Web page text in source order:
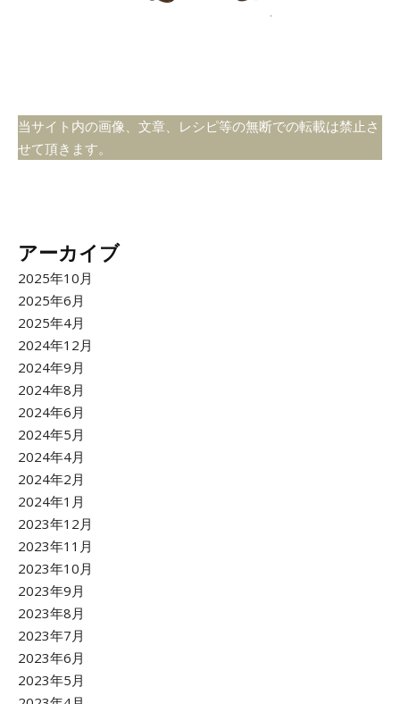
当サイト内の画像、文章、レシピ等の無断での転載は禁止さ
せて頂きます。
アーカイブ
2025年10月
2025年6月
2025年4月
2024年12月
2024年9月
2024年8月
2024年6月
2024年5月
2024年4月
2024年2月
2024年1月
2023年12月
2023年11月
2023年10月
2023年9月
2023年8月
2023年7月
2023年6月
2023年5月